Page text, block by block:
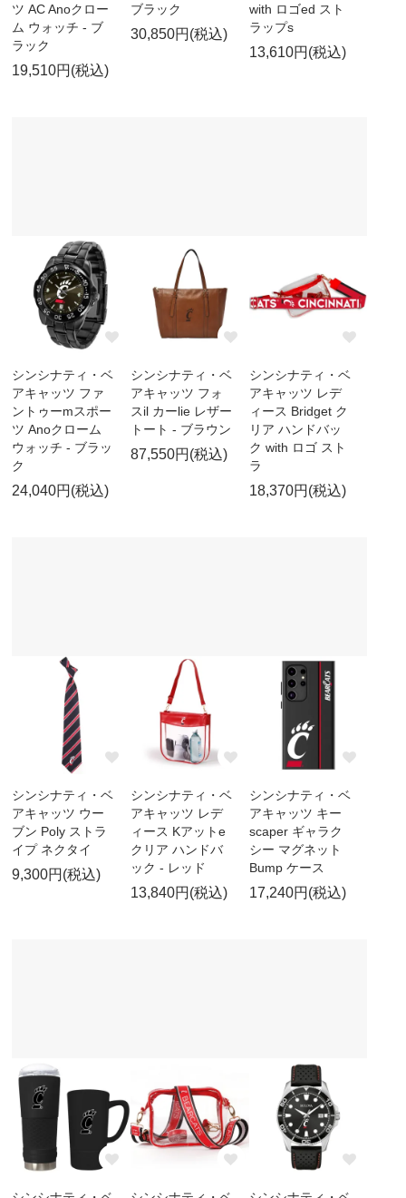
ツ AC Anoクロー
ム ウォッチ - ブ
ラック
19,510円(税込)
ブラック
30,850円(税込)
with ロゴed スト
ラップs
13,610円(税込)
シンシナティ・ベ
アキャッツ ファ
ントゥーmスポー
ツ Anoクローム
ウォッチ - ブラッ
ク
24,040円(税込)
シンシナティ・ベ
アキャッツ フォ
スil カーlie レザー
トート - ブラウン
87,550円(税込)
シンシナティ・ベ
アキャッツ レデ
ィース Bridget ク
リア ハンドバッ
ク with ロゴ スト
ラ
18,370円(税込)
シンシナティ・ベ
アキャッツ ウー
ブン Poly ストラ
イプ ネクタイ
9,300円(税込)
シンシナティ・ベ
アキャッツ レデ
ィース Kアットe
クリア ハンドバ
ック - レッド
13,840円(税込)
シンシナティ・ベ
アキャッツ キー
scaper ギャラク
シー マグネット
Bump ケース
17,240円(税込)